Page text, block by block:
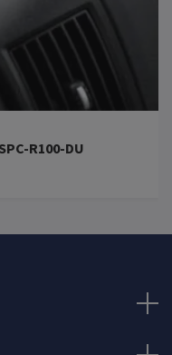
R100-DU